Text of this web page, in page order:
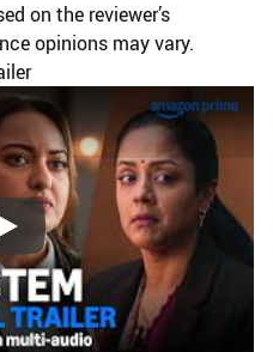
on the reviewer’s
opinions may vary.
Play